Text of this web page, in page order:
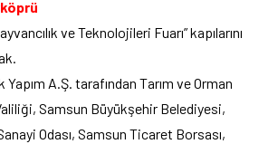
ve Teknolojileri Fuarı” kapılarını
Yapım A.Ş. tarafından Tarım ve Orman
Samsun Büyükşehir Belediyesi,
Odası, Samsun Ticaret Borsası,